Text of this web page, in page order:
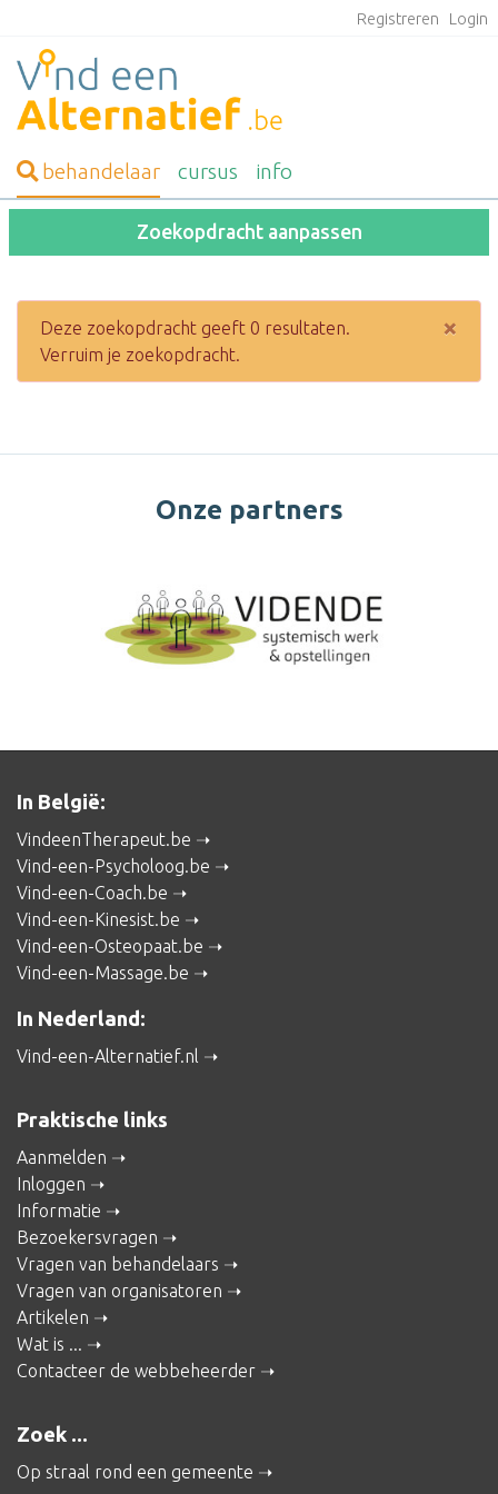
Registreren Login
behandelaar cursus info
Zoekopdracht aanpassen
Deze zoekopdracht geeft 0 resultaten.
Verruim je zoekopdracht.
×
Onze partners
In België:
VindeenTherapeut.be
Vind-een-Psycholoog.be
Vind-een-Coach.be
Vind-een-Kinesist.be
Vind-een-Osteopaat.be
Vind-een-Massage.be
In Nederland:
Vind-een-Alternatief.nl
Praktische links
Aanmelden
Inloggen
Informatie
Bezoekersvragen
Vragen van behandelaars
Vragen van organisatoren
Artikelen
Wat is ...
Contacteer de webbeheerder
Zoek ...
Op straal rond een gemeente